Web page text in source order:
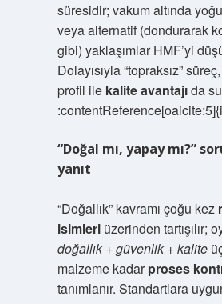
süresidir; vakum altında
veya alternatif (dondurarak
gibi) yaklaşımlar HMF’yi
Dolayısıyla “topraksız”
profil ile kalite avantajıda
“Doğal mı, yapay mı?”
yanıt
“Doğallık” kavramı çoğu kez
isimleriüzerinden tartışılır;
doğallık + güvenlik + kalite
malzeme kadarproses
tanımlanır. Standartlara